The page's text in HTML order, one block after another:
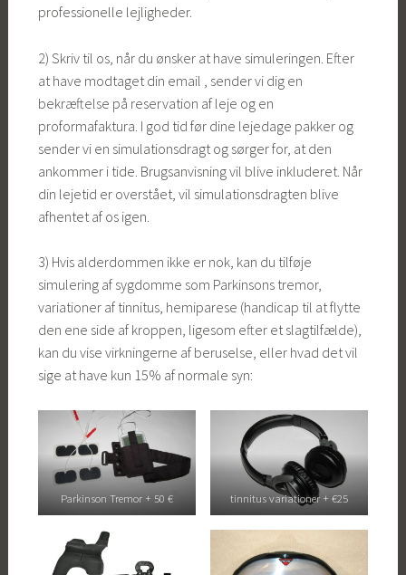
professionelle lejligheder.
2) Skriv til os, når du ønsker at have simuleringen. Efter
at have modtaget din email , sender vi dig en
bekræftelse på reservation af leje og en
proformafaktura. I god tid før dine lejedage pakker og
sender vi en simulationsdragt og sørger for, at den
ankommer i tide. Brugsanvisning vil blive inkluderet. Når
din lejetid er overstået, vil simulationsdragten blive
afhentet af os igen.
3) Hvis alderdommen ikke er nok, kan du tilføje
simulering af sygdomme som Parkinsons tremor,
variationer af tinnitus, hemiparese (handicap til at flytte
den ene side af kroppen, ligesom efter et slagtilfælde),
kan du vise virkningerne af beruselse, eller hvad det vil
sige at have kun 15% af normale syn:
Parkinson Tremor + 50 € tinnitus variationer + €25